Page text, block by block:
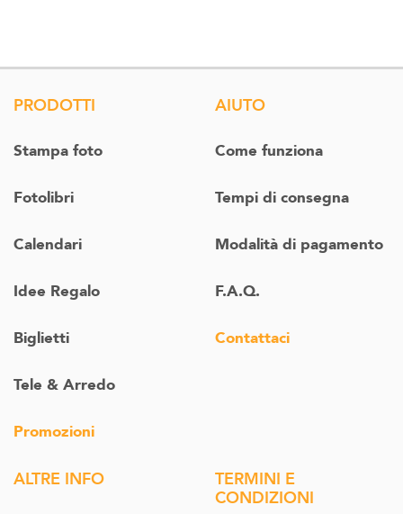
PRODOTTI
Stampa foto
Fotolibri
Calendari
Idee Regalo
Biglietti
Tele & Arredo
Promozioni
AIUTO
Come funziona
Tempi di consegna
Modalità di pagamento
F.A.Q.
Contattaci
ALTRE INFO
TERMINI E
CONDIZIONI